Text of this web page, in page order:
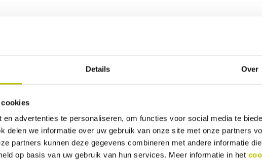
Details Over
advertenties te personaliseren, om functies voor social media te
delen we informatie over uw gebruik van onze site met onze partners
partners kunnen deze gegevens combineren met andere informatie
op basis van uw gebruik van hun services. Meer informatie in het